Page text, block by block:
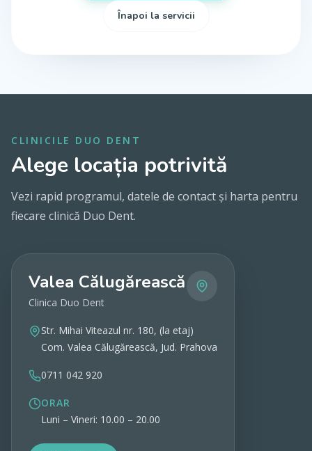
Înapoi la servicii
CLINICILE DUO DENT
Alege locația potrivită
Vezi rapid programul, datele de contact și harta pentru
fiecare clinică Duo Dent.
Valea Călugărească
Clinica Duo Dent
Str. Mihai Viteazul nr. 180, (la etaj)
Com. Valea Călugărească, Jud. Prahova
0711 042 920
ORAR
Luni – Vineri: 10.00 – 20.00